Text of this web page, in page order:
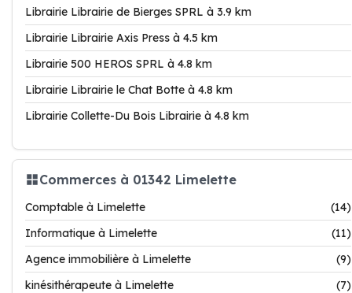
Librairie Librairie de Bierges SPRL à 3.9 km
Librairie Librairie Axis Press à 4.5 km
Librairie 500 HEROS SPRL à 4.8 km
Librairie Librairie le Chat Botte à 4.8 km
Librairie Collette-Du Bois Librairie à 4.8 km
Commerces à 01342 Limelette
Comptable à Limelette
(14)
Informatique à Limelette
(11)
Agence immobilière à Limelette
(9)
kinésithérapeute à Limelette
(7)